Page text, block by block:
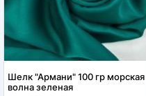
Шелк "Армани" 100 гр морская
волна зеленая